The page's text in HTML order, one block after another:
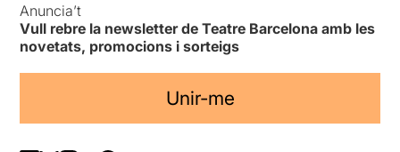
Anuncia’t
Vull rebre la newsletter de Teatre Barcelona amb les
novetats, promocions i sorteigs
Unir-me